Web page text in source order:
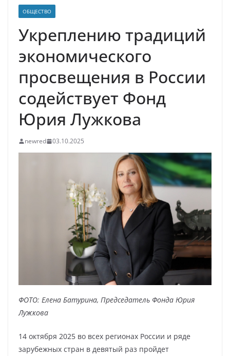
ОБЩЕСТВО
Укреплению традиций
экономического
просвещения в России
содействует Фонд
Юрия Лужкова
newred 03.10.2025
ФОТО: Елена Батурина, Председатель Фонда Юрия
Лужкова
14 октября 2025 во всех регионах России и ряде
зарубежных стран в девятый раз пройдет